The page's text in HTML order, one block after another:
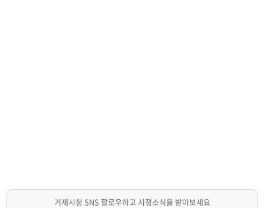
거제시청 SNS 팔로우하고 시정소식을 받아보세요